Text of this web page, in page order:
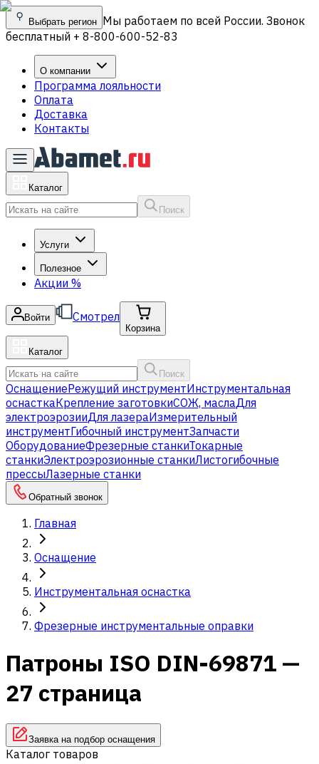
Выбрать регион Мы работаем по всей России. Звонок
бесплатный + 8-800-600-52-83
О компании
Программа лояльности
Оплата
Доставка
Контакты
Каталог
Поиск
Услуги
Полезное
Акции %
Войти Смотрел
Корзина
Каталог
Поиск
ОснащениеРежущий инструментИнструментальная
оснасткаКрепление заготовкиСОЖ, маслаДля
электроэрозииДля лазераИзмерительный
инструментГибочный инструментЗапчасти
ОборудованиеФрезерные станкиТокарные
станкиЭлектроэрозионные станкиЛистогибочные
прессыЛазерные станки
Обратный звонок
Главная
Оснащение
Инструментальная оснастка
Фрезерные инструментальные оправки
Патроны ISO DIN-69871 —
27 страница
Заявка на подбор оснащения
Каталог товаров